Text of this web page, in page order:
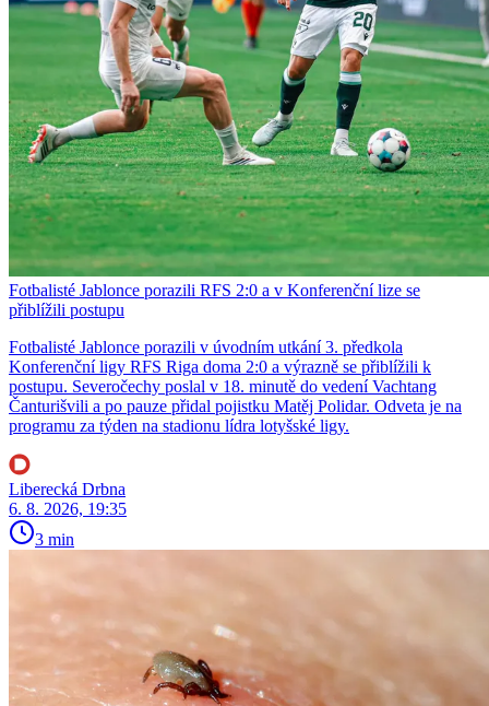
Fotbalisté Jablonce porazili RFS 2:0 a v Konferenční lize se
přiblížili postupu
Fotbalisté Jablonce porazili v úvodním utkání 3. předkola
Konferenční ligy RFS Riga doma 2:0 a výrazně se přiblížili k
postupu. Severočechy poslal v 18. minutě do vedení Vachtang
Čanturišvili a po pauze přidal pojistku Matěj Polidar. Odveta je na
programu za týden na stadionu lídra lotyšské ligy.
Liberecká Drbna
6. 8. 2026, 19:35
3 min